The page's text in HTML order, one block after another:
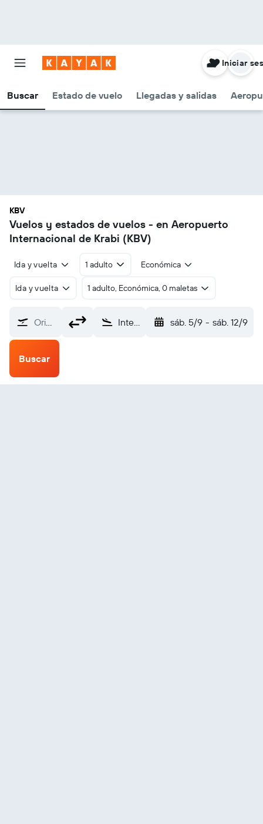
Buscar Estado de vuelo Llegadas y salidas
Iniciar
KBV
Vuelos y estados de vuelos - en Aeropuerto
Internacional de Krabi (KBV)
Ida y vuelta 1 adulto Económica
Ida y vuelta 1 adulto, Económica, 0 maletas
Origen Internacional de Krabi (KBV) sáb. 5/9 - sáb. 12/9
Buscar